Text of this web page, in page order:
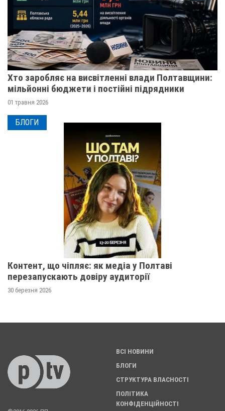
Хто заробляє на висвітленні влади Полтавщини:
мільйонні бюджети і постійні підрядники
01 травня 2026
БЛОГИ
Контент, що чіпляє: як медіа у Полтаві
перезапускають довіру аудиторії
30 березня 2026
ВСІ НОВИНИ
БЛОГИ
СТРУКТУРА ВЛАСНОСТІ
ПОЛІТИКА
КОНФІДЕНЦІЙНОСТІ